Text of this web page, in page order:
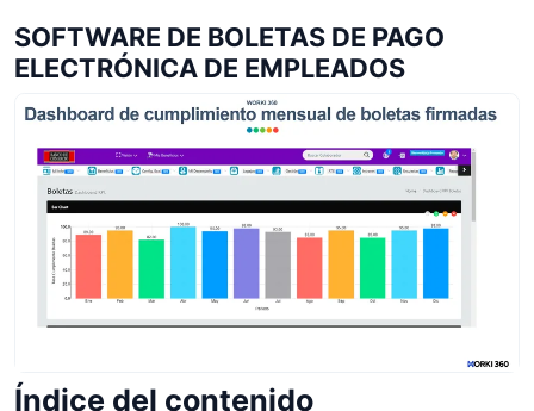
SOFTWARE DE BOLETAS DE PAGO
ELECTRÓNICA DE EMPLEADOS
Índice del contenido